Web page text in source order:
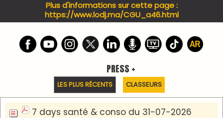
PODCAST +
LES PLUS RÉCENTS CLASSEURS
Podcast I-Week-N°137 du 26-07-2026
Podcast Eco-Business du 20-07-2026
Podcast IA-MAG-07 du 22-07-2026
Podcast I-Week N°136-19-07-2026